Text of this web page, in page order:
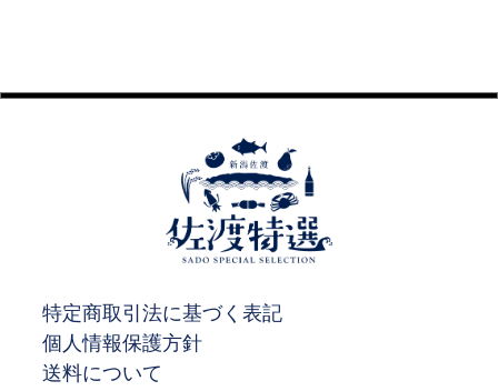
特定商取引法に基づく表記
個人情報保護方針
送料について